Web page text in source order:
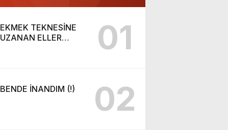
EKMEK TEKNESİNE
UZANAN ELLER…
01
BENDE İNANDIM (!) 02